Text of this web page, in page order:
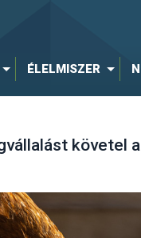
ÉLELMISZER
követel